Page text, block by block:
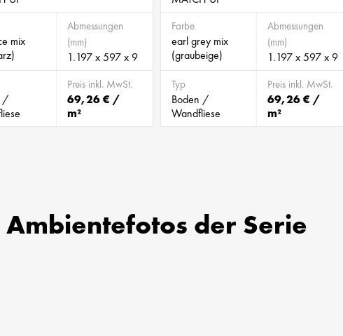
mix
Abmessungen
(mm)
1.197 x 597 x 9
/
Preis inkl. MwSt.
69,26 € /
m²
Farbe
earl grey mix
(graubeige)
Abmessungen
(mm)
1.197 x 597 x 9
Typ
Boden /
Wandfliese
Preis inkl. MwSt.
69,26 € /
m²
Ambientefotos der Serie